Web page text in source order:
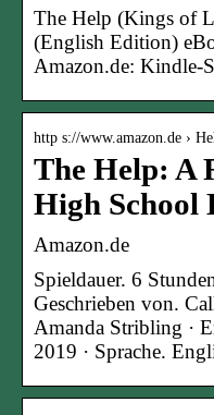
The Help (Kings of
(English Edition)
Amazon.de: Kindle-
http s://www.amazon.de ›
The Help: A
High School
Amazon.de
Spieldauer. 6
Geschrieben von.
Amanda Stribling ·
2019 · Sprache.